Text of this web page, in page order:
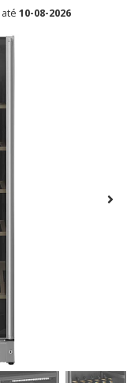
10-08-2026